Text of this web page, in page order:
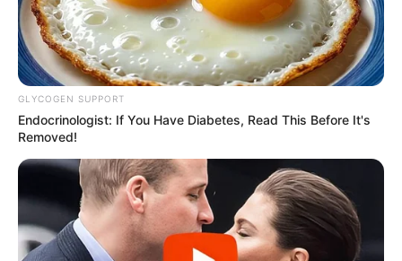
GLYCOGEN SUPPORT
Endocrinologist: If You Have Diabetes, Read This Before It's
Removed!